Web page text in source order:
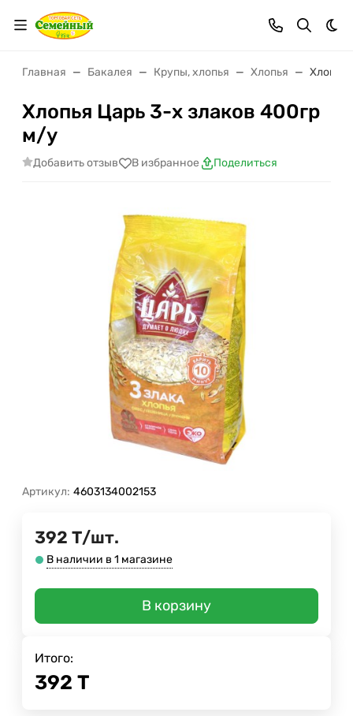
Главная Бакалея Крупы, хлопья Хлопья Хлопья
Хлопья Царь 3-х злаков 400гр
м/у
Добавить отзыв В избранное Поделиться
Артикул: 4603134002153
392 Т/шт.
В наличии в 1 магазине
В корзину
Итого:
392 Т